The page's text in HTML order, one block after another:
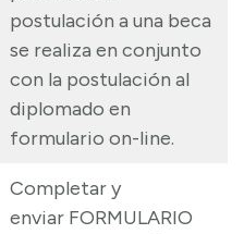
postulación a una beca
se realiza en conjunto
con la postulación al
diplomado en
formulario on-line.
Completar y
enviar FORMULARIO